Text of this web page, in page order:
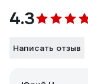
4.3
Написать отзыв